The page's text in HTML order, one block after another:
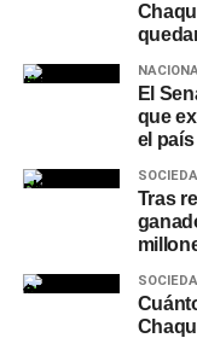
Tres
confianza del
y las
primera vez
complementarse
por lo que
SMN a medida que
El
que
el país
Tras